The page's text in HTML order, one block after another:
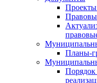
Планы-
Порядок